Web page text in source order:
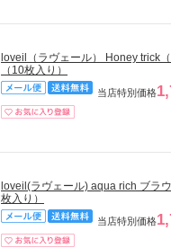
loveil（ラヴェール） Honey trick（
（10枚入り）
当店特別価格
loveil(ラヴェール) aqua rich ブラ
枚入り）
当店特別価格